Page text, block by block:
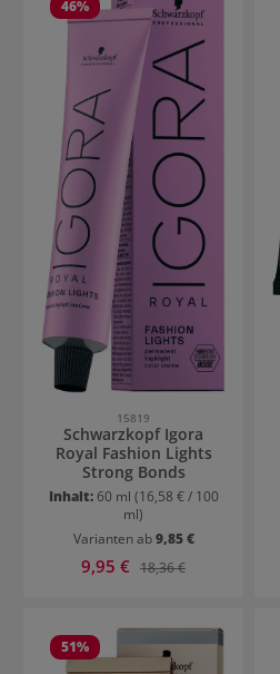
46%
15819
Schwarzkopf Igora
Royal Fashion Lights
Strong Bonds
Inhalt: 60 ml (16,58 € / 100
ml)
Varianten ab9,85 €
Verkaufspreis:
9,95 € Regulärer Preis:
18,36 €
51%